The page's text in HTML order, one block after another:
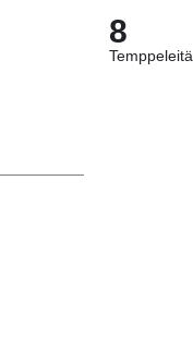
8
Temppeleitä